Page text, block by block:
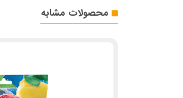
محصولات مشابه